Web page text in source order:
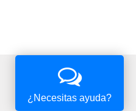
¿Necesitas ayuda?